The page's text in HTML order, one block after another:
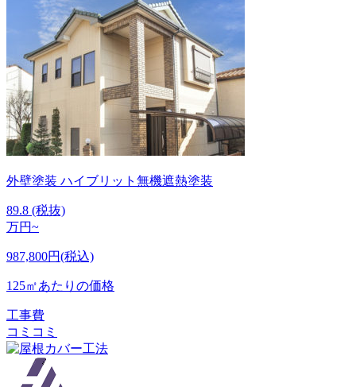
外壁塗装 ハイブリット無機遮熱塗装
89.8 (税抜)
万円~
987,800円(税込)
125㎡あたりの価格
工事費
コミコミ